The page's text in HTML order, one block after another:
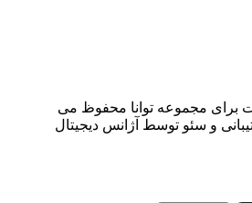
برای مجموعه توانا محفوظ می
و سئو توسط آژانس دیجیتال